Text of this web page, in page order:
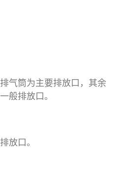
气筒为主要排放口，其余
般排放口。
放口。